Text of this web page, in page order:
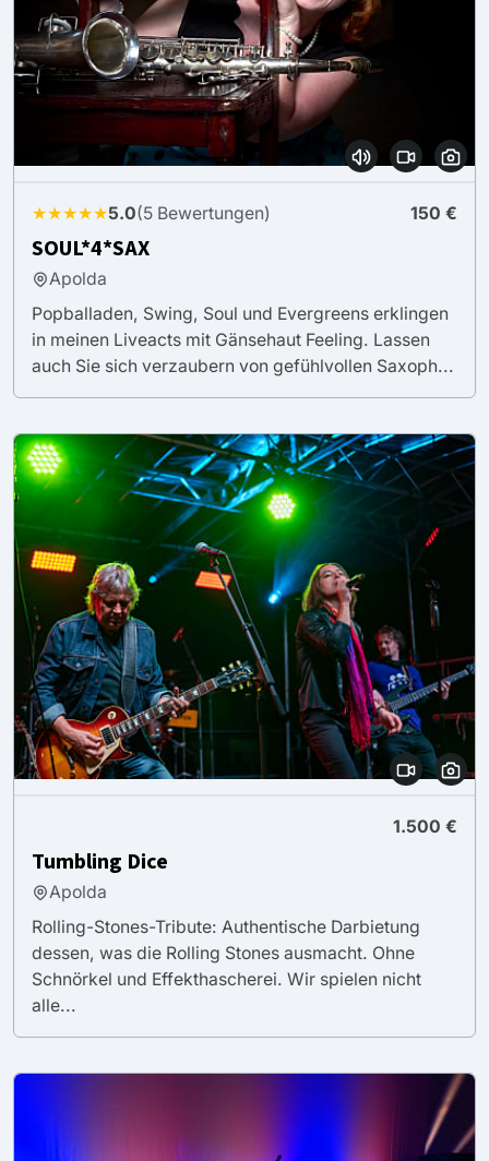
★★★★★5.0(5 Bewertungen) 150 €
SOUL*4*SAX
Apolda
Popballaden, Swing, Soul und Evergreens erklingen
in meinen Liveacts mit Gänsehaut Feeling. Lassen
auch Sie sich verzaubern von gefühlvollen Saxoph...
1.500 €
Tumbling Dice
Apolda
Rolling-Stones-Tribute: Authentische Darbietung
dessen, was die Rolling Stones ausmacht. Ohne
Schnörkel und Effekthascherei. Wir spielen nicht
alle...